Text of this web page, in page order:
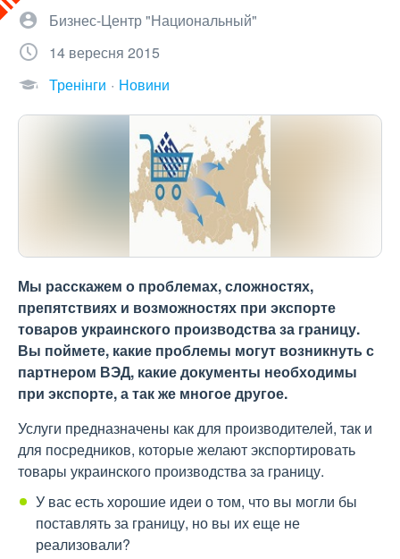
Бизнес-Центр "Национальный"
14 вересня 2015
Тренінги
Новини
Мы расскажем о проблемах, сложностях,
препятствиях и возможностях при экспорте
товаров украинского производства за границу.
Вы поймете, какие проблемы могут возникнуть с
партнером ВЭД, какие документы необходимы
при экспорте, а так же многое другое.
Услуги предназначены как для производителей, так и
для посредников, которые желают экспортировать
товары украинского производства за границу.
У вас есть хорошие идеи о том, что вы могли бы
поставлять за границу, но вы их еще не
реализовали?